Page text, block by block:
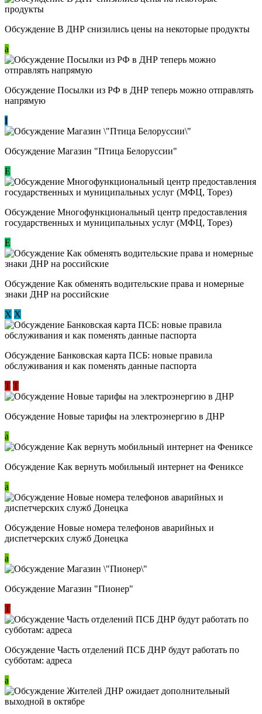
Обсуждение В ДНР снизились цены на некоторые продукты
a
Обсуждение Посылки из РФ в ДНР теперь можно отправлять
напрямую
I
Обсуждение Магазин "Птица Белоруссии"
Е
Обсуждение Многофункциональный центр предоставления
государственных и муниципальных услуг (МФЦ, Торез)
E
Обсуждение ​Как обменять водительские права и номерные
знаки ДНР на российские
Х Х
Обсуждение ​Банковская карта ПСБ: новые правила
обслуживания и как поменять данные паспорта
Т Т
Обсуждение Новые тарифы на электроэнергию в ДНР
a
Обсуждение Как вернуть мобильный интернет на Фениксе
a
Обсуждение Новые номера телефонов аварийных и
диспетчерских служб Донецка
a
Обсуждение Магазин "Пионер"
Т
Обсуждение Часть отделений ПСБ ДНР будут работать по
субботам: адреса
a